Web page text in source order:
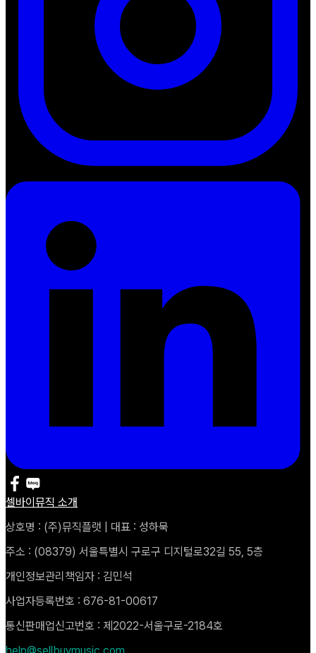
셀바이뮤직 소개
상호명 : (주)뮤직플랫 | 대표 : 성하묵
주소 : (08379) 서울특별시 구로구 디지털로32길 55, 5층
개인정보관리책임자 : 김민석
사업자등록번호 : 676-81-00617
통신판매업신고번호 : 제2022-서울구로-2184호